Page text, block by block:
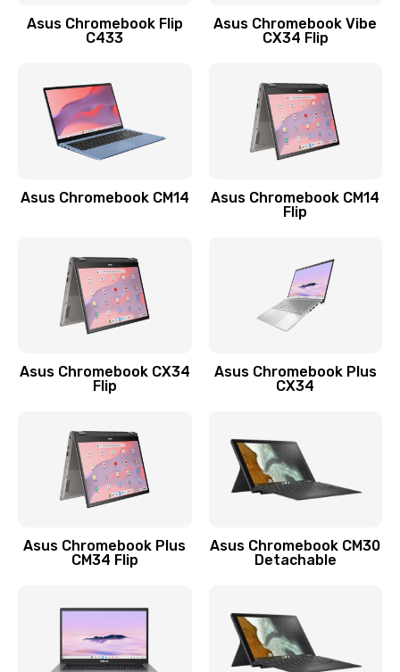
Заказать
Замена разъема зарядки (питания)
390 руб.
Замена разъёма наушников (гарнитуры)
Замена кнопок громкости
Защита гидрогелевой пленкой
Asus Chromebook Flip
C433
Asus Chromebook Vibe
CX34 Flip
Asus Chromebook CM14
Asus Chromebook CM14
Flip
Asus Chromebook CX34
Flip
Asus Chromebook Plus
CX34
Asus Chromebook Plus
CM34 Flip
Asus Chromebook CM30
Detachable